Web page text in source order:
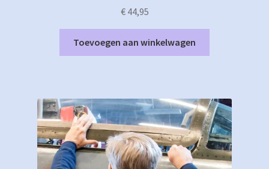
€44,95
Toevoegen aan winkelwagen